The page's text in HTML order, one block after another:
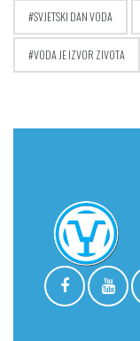
SVJETSKI DAN VODA
VODA JE IZVOR ZIVOTA